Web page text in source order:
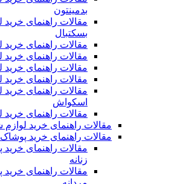
بدمینتون
مقالات راهنمای
بسکتبال
مقالات راهنمای خرید
مقالات راهنمای
مقالات راهنمای خرید
مقالات راهنمای خرید
مقالات راهنمای
اسکواش
مقالات راهنمای
مقالات راهنمای خرید لوازم
مقالات راهنمای خرید
مقالات راهنمای
زنانه
مقالات راهنمای